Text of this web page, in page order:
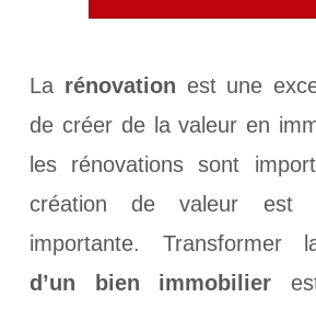
Larénovation est une
de créer de la valeur en
les rénovations sont
création de valeur est
importante.
d’un bien immobilier